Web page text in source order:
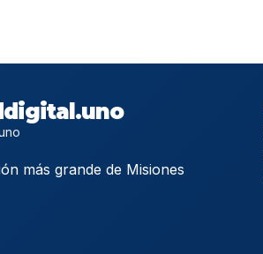
más grande de Misiones